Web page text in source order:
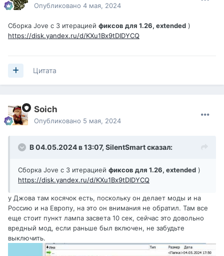
Опубликовано 4 мая, 2024
Сборка Jove c 3 итерацией фиксов для 1.26, extended )
https://disk.yandex.ru/d/KXu1Bx9tDIDYCQ
Цитата
Soich
Опубликовано 5 мая, 2024
В 04.05.2024 в 13:07, SilentSmartсказал:
Сборка Jove c 3 итерацией фиксов для 1.26, extended )
https://disk.yandex.ru/d/KXu1Bx9tDIDYCQ
у Джова там косячок есть, поскольку он делает моды и на
Россию и на Европу, на это он внимания не обратил. Там все
еще стоит пункт лампа засвета 10 сек, сейчас это довольно
вредный мод, если раньше был включен, не забудьте
выключить.